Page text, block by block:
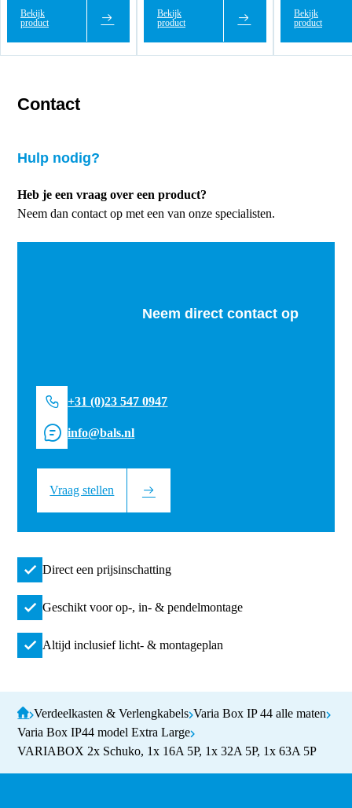
Bekijk
product
Bekijk
product
Bekijk
product
Contact
Hulp nodig?
Heb je een vraag over een product?
Neem dan contact op met een van onze specialisten.
Neem direct contact op
+31 (0)23 547 0947
info@bals.nl
Vraag stellen
Direct een prijsinschatting
Geschikt voor op-, in- & pendelmontage
Altijd inclusief licht- & montageplan
Verdeelkasten & Verlengkabels Varia Box IP 44 alle maten
Varia Box IP44 model Extra Large
VARIABOX 2x Schuko, 1x 16A 5P, 1x 32A 5P, 1x 63A 5P